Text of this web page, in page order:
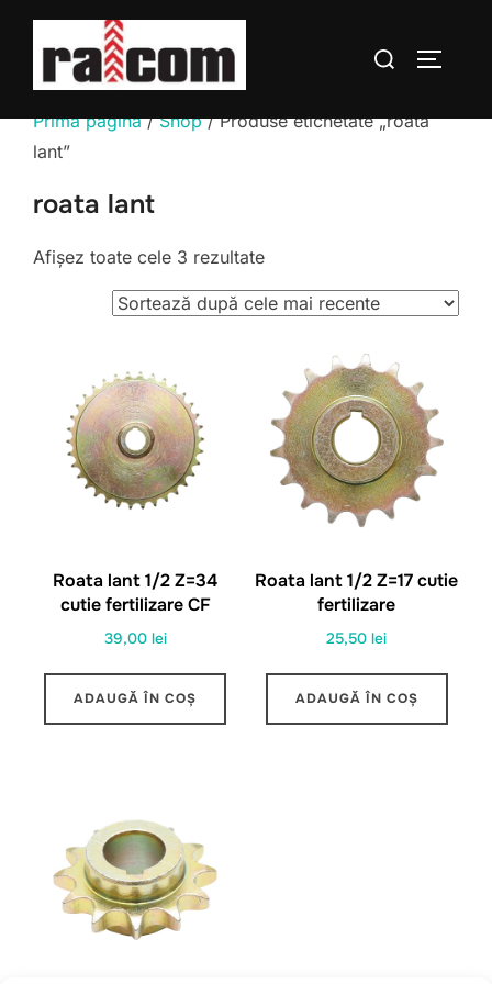
conținut
Caută
Prima pagină/Shop/ Produse etichetate „roata
lant”
roata lant
Afișez toate cele 3 rezultateSortat
după
cele
recente
Roata lant 1/2 Z=34
cutie fertilizare CF
39,00 lei
ADAUGĂ ÎN COȘ
Roata lant 1/2 Z=17 cutie
fertilizare
25,50lei
ADAUGĂ ÎN COȘ